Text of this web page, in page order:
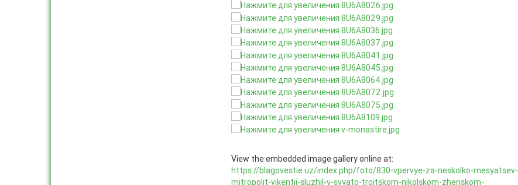
View the embedded image gallery online at:
https://blagovestie.uz/index.php/foto/830-vpervye-za-neskolko-mesyatsev-
mitropolit-vikentij-sluzhil-v-svyato-troitskom-nikolskom-zhenskom-